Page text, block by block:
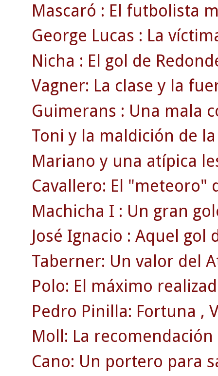
Mascaró : El futbolista
George Lucas : La
Nicha : El gol de
Vagner: La clase y la
Guimerans : Una mala
Toni y la maldición de
Mariano y una atípica
Cavallero: El "meteoro"
Machicha I : Un gran
José Ignacio : Aquel gol
Taberner: Un valor del
Polo: El máximo
Pedro Pinilla: Fortuna ,
Moll: La recomendación
Cano: Un portero para